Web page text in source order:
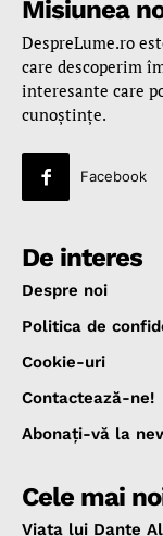
Misiunea
DespreLume.ro
care descoperim
interesante care
cunoştinţe.
Facebook
De interes
Despre noi
Politica de
Cookie-uri
Contactează-ne!
Abonaţi-vă la
Cele mai
Viața lui Dante